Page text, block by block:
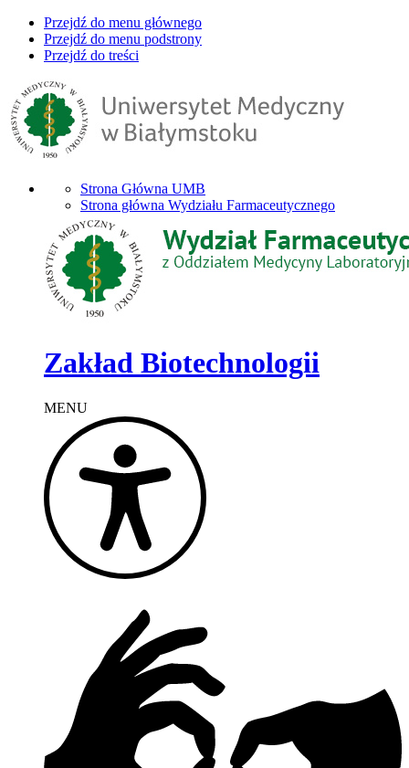
Przejdź do menu głównego
Przejdź do menu podstrony
Przejdź do treści
Strona Główna UMB
Strona główna Wydziału Farmaceutycznego
Zakład Biotechnologii
MENU